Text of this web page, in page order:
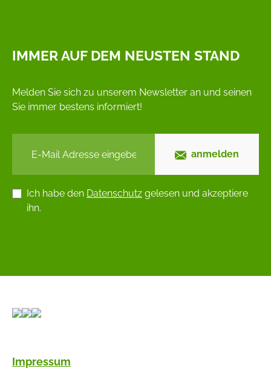
IMMER AUF DEM NEUSTEN STAND
Melden Sie sich zu unserem Newsletter an und seinen
Sie immer bestens informiert!
anmelden
Ich habe den Datenschutz gelesen und akzeptiere
ihn.
Impressum